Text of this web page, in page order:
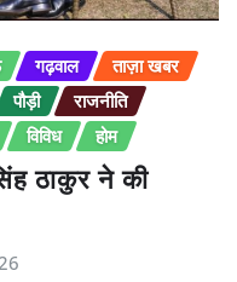
गढ़वाल
ताज़ा खबर
पौड़ी
राजनीति
विविध होम
ठाकुर ने की